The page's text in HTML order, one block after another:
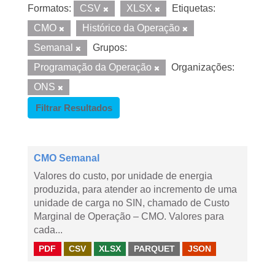
Formatos: CSV XLSX
Etiquetas:
CMO
Histórico da Operação
Semanal
Grupos:
Programação da Operação
Organizações:
ONS
Filtrar Resultados
CMO Semanal
Valores do custo, por unidade de energia
produzida, para atender ao incremento de uma
unidade de carga no SIN, chamado de Custo
Marginal de Operação – CMO. Valores para
cada...
PDF CSV XLSX PARQUET JSON